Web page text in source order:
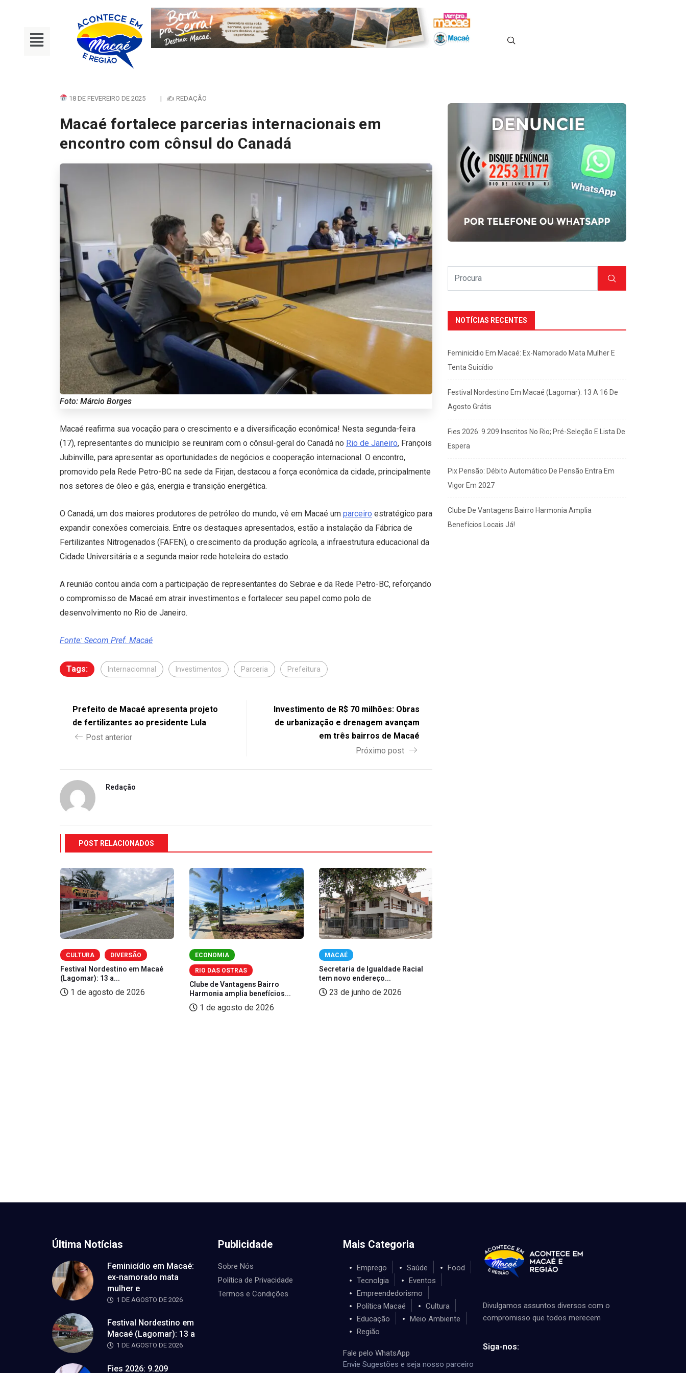
18 DE FEVEREIRO DE 2025 | ✍ REDAÇÃO
Macaé fortalece parcerias internacionais em
encontro com cônsul do Canadá
Foto: Márcio Borges
Macaé reafirma sua vocação para o crescimento e a diversificação econômica! Nesta segunda-feira
(17), representantes do município se reuniram com o cônsul-geral do Canadá no Rio de Janeiro, François
Jubinville, para apresentar as oportunidades de negócios e cooperação internacional. O encontro,
promovido pela Rede Petro-BC na sede da Firjan, destacou a força econômica da cidade, principalmente
nos setores de óleo e gás, energia e transição energética.
O Canadá, um dos maiores produtores de petróleo do mundo, vê em Macaé um parceiro estratégico para
expandir conexões comerciais. Entre os destaques apresentados, estão a instalação da Fábrica de
Fertilizantes Nitrogenados (FAFEN), o crescimento da produção agrícola, a infraestrutura educacional da
Cidade Universitária e a segunda maior rede hoteleira do estado.
A reunião contou ainda com a participação de representantes do Sebrae e da Rede Petro-BC, reforçando
o compromisso de Macaé em atrair investimentos e fortalecer seu papel como polo de
desenvolvimento no Rio de Janeiro.
Fonte: Secom Pref. Macaé
Tags: Internaciomnal Investimentos Parceria Prefeitura
Prefeito de Macaé apresenta projeto
de fertilizantes ao presidente Lula
Post anterior
Investimento de R$ 70 milhões: Obras
de urbanização e drenagem avançam
em três bairros de Macaé
Próximo post
Redação
POST RELACIONADOS
CULTURA DIVERSÃO
Festival Nordestino em Macaé
(Lagomar): 13 a...
1 de agosto de 2026
ECONOMIA
RIO DAS OSTRAS
Clube de Vantagens Bairro
Harmonia amplia benefícios...
1 de agosto de 2026
MACAÉ
Secretaria de Igualdade Racial
tem novo endereço...
23 de junho de 2026
NOTÍCIAS RECENTES
Feminicídio Em Macaé: Ex-Namorado Mata Mulher E
Tenta Suicídio
Festival Nordestino Em Macaé (Lagomar): 13 A 16 De
Agosto Grátis
Fies 2026: 9.209 Inscritos No Rio; Pré-Seleção E Lista De
Espera
Pix Pensão: Débito Automático De Pensão Entra Em
Vigor Em 2027
Clube De Vantagens Bairro Harmonia Amplia
Benefícios Locais Já!
Última Notícias
Feminicídio em Macaé:
ex-namorado mata
mulher e
1 DE AGOSTO DE 2026
Festival Nordestino em
Macaé (Lagomar): 13 a
1 DE AGOSTO DE 2026
Fies 2026: 9.209
Publicidade
Sobre Nós
Política de Privacidade
Termos e Condições
Mais Categoria
Emprego Saúde
Food
Tecnolgia
Eventos
Empreendedorismo
Política Macaé
Cultura
Educação
Meio Ambiente
Região
Fale pelo WhatsApp
Envie Sugestões e seja nosso parceiro
Divulgamos assuntos diversos com o
compromisso que todos merecem
Siga-nos: